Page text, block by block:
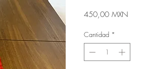
450,00 MXNPrecio
Cantidad *